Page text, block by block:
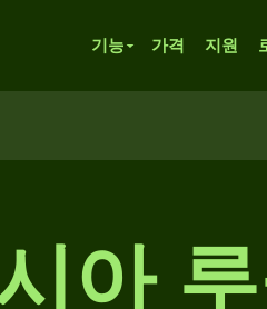
기능 가격 지원
아